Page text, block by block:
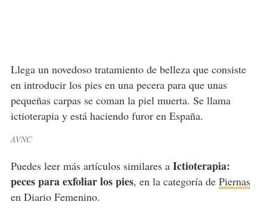
Llega un novedoso tratamiento de belleza que consiste
en introducir los pies en una pecera para que unas
pequeñas carpas se coman la piel muerta. Se llama
ictioterapia y está haciendo furor en España.
AVNC
Puedes leer más artículos similares a Ictioterapia:
peces para exfoliar los pies, en la categoría de Piernas
en Diario Femenino.